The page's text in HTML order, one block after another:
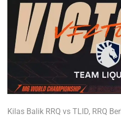
Kilas Balik RRQ vs TLID, RRQ